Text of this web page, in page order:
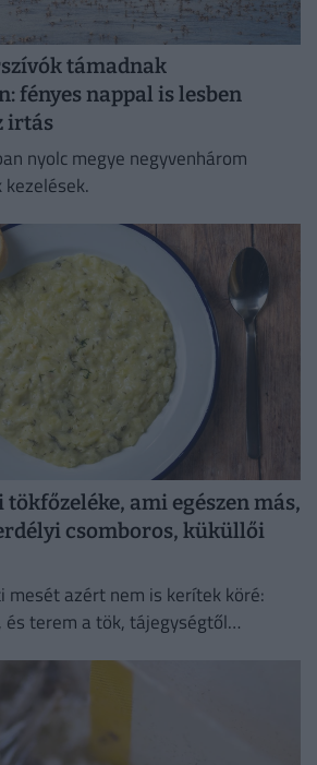
támadnak
fényes nappal is lesben
irtás
nyolc megye negyvenhárom
ami egészen más,
csomboros, küküllői
azért nem is kerítek köré:
terem a tök, tájegységtől